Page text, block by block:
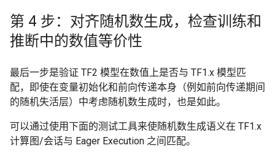
第 4 步：对齐随机数生成，检查训练和
推断中的数值等价性
最后一步是验证 TF2 模型在数值上是否与 TF1.x 模型匹
配，即使在变量初始化和前向传递本身（例如前向传递期间
的随机失活层）中考虑随机数生成时，也是如此。
可以通过使用下面的测试工具来使随机数生成语义在 TF1.x
计算图/会话与 Eager Execution 之间匹配。